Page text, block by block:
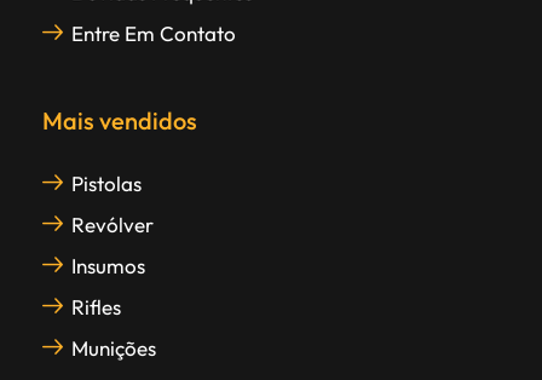
Entre Em Contato
Mais vendidos
Pistolas
Revólver
Insumos
Rifles
Munições